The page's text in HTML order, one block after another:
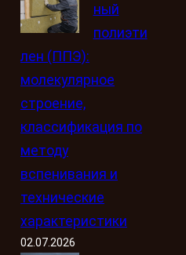
ный
полиэти
лен (ППЭ):
молекулярное
строение,
классификация по
методу
вспенивания и
технические
характеристики
02.07.2026